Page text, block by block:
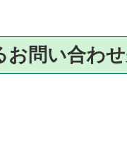
お問い合わ